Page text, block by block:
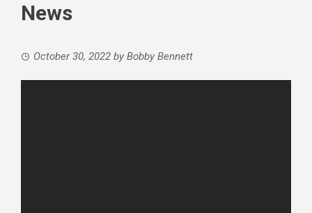
News
October 30, 2022 by Bobby Bennett